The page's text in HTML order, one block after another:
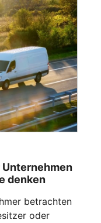
Unternehmen
denken
oder